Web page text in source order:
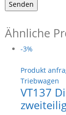
Ähnliche
-3%
Produkt
Triebwagen
VT137